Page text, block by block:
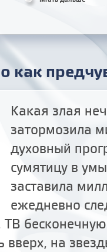
как
Какая злая
затормозила
духовный
сумятицу в
заставила
ежедневно
вверх, на